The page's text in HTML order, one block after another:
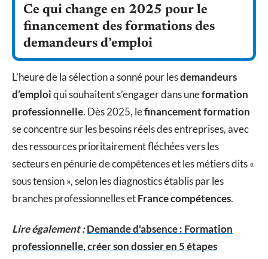
Ce qui change en 2025 pour le
financement des formations des
demandeurs d’emploi
L’heure de la sélection a sonné pour lesdemandeurs
d’emploiqui souhaitent s’engager dans uneformation
professionnelle. Dès 2025, lefinancement formation
se concentre sur les besoins réels des entreprises, avec
des ressources prioritairement fléchées vers les
secteurs en pénurie de compétences et les métiers dits «
sous tension », selon les diagnostics établis par les
branches professionnelles etFrance compétences.
Lire également :Demande d'absence : Formation
professionnelle, créer son dossier en 5 étapes